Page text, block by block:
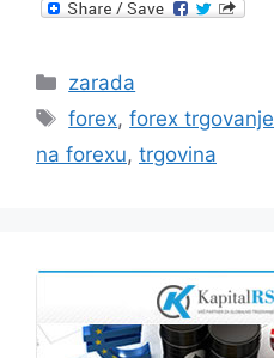
Categories
zarada
Tags
forex,forex trgovanje
na forexu, trgovina